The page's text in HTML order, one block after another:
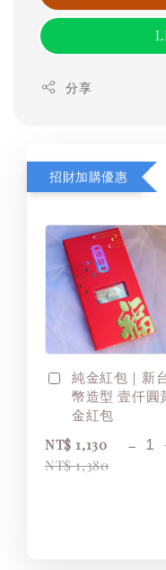
分享
招財加購優惠
純金紅包｜新
幣造型 壹仟圓
金紅包
NT$ 1,130
NT$ 1,380
-